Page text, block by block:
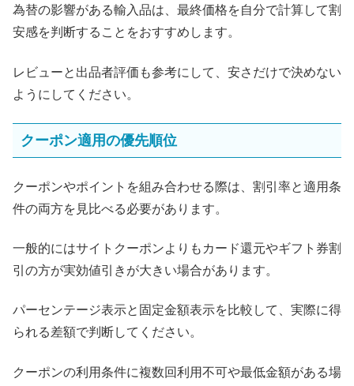
為替の影響がある輸入品は、最終価格を自分で計算して割
安感を判断することをおすすめします。
レビューと出品者評価も参考にして、安さだけで決めない
ようにしてください。
クーポン適用の優先順位
クーポンやポイントを組み合わせる際は、割引率と適用条
件の両方を見比べる必要があります。
一般的にはサイトクーポンよりもカード還元やギフト券割
引の方が実効値引きが大きい場合があります。
パーセンテージ表示と固定金額表示を比較して、実際に得
られる差額で判断してください。
クーポンの利用条件に複数回利用不可や最低金額がある場